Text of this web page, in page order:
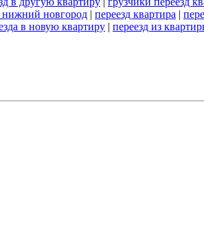
нижний новгород | переезд квартира |
в новую квартиру | переезд из